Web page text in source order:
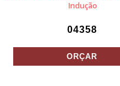
Indução
04358